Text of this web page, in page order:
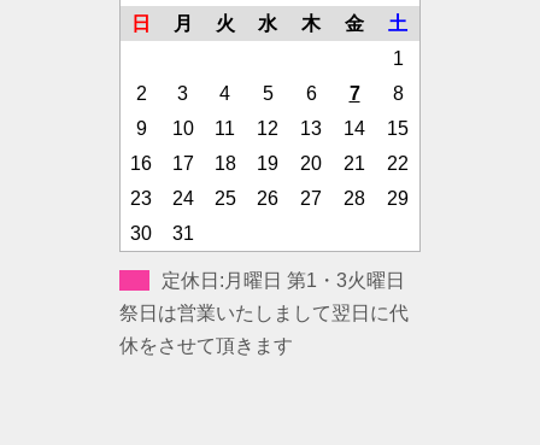
日
月 火 水 木 金
土
1
2
3 4 5 6 7
8
9
10 11 12 13 14
15
16
17 18 19 20 21
22
23
24 25 26 27 28
29
30
31
定休日:月曜日 第1・3火曜日
祭日は営業いたしまして翌日に代
休をさせて頂きます